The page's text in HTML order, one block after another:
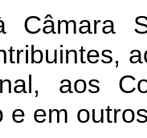
Câmara
aos
em